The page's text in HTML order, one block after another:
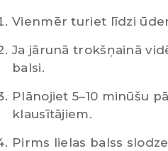
Vienmēr turiet līdzi
Ja jārunā trokšņainā
balsi.
Plānojiet 5–10 minūšu
klausītājiem.
Pirms lielas balss